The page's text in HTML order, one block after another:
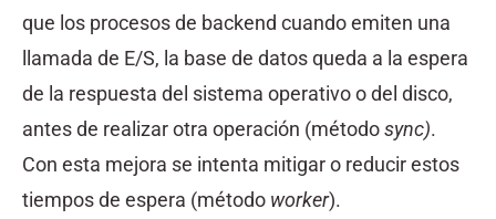
que los procesos de backend cuando emiten una
llamada de E/S, la base de datos queda a la espera
de la respuesta del sistema operativo o del disco,
antes de realizar otra operación (métodosync).
Con esta mejora se intenta mitigar o reducir estos
tiempos de espera (método worker).